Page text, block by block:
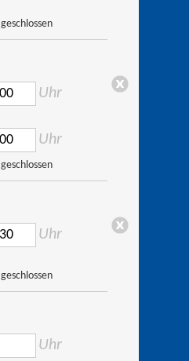
geschlossen
Uhr
Uhr
geschlossen
Uhr
geschlossen
Uhr